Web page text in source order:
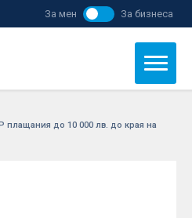
За мен За бизнеса
плащания до 10 000 лв. до края на